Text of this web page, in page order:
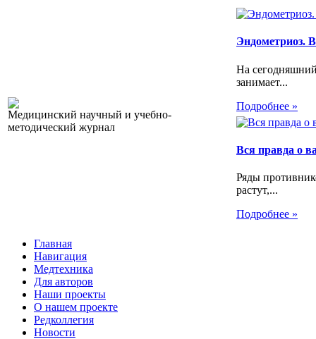
Медицинский научный и учебно-
методический журнал
Эндометриоз.
На
занимает...
Подробнее »
Вся правда о
Ряды
растут,...
Подробнее »
Главная
Навигация
Медтехника
Для авторов
Наши проекты
О нашем проекте
Редколлегия
Новости